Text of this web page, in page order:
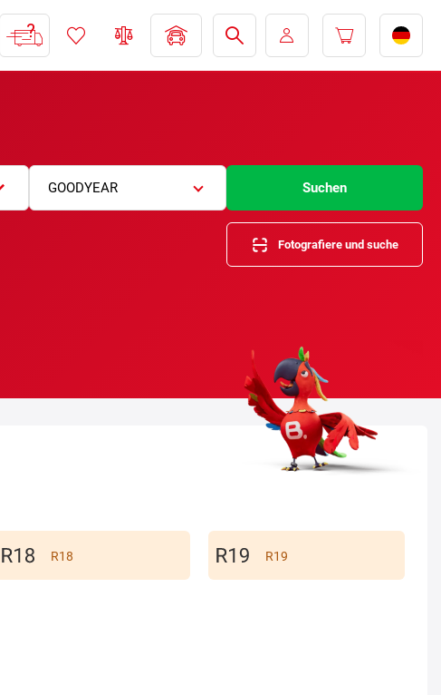
GOODYEAR Suchen
Fotografiere und suche
R18 R19